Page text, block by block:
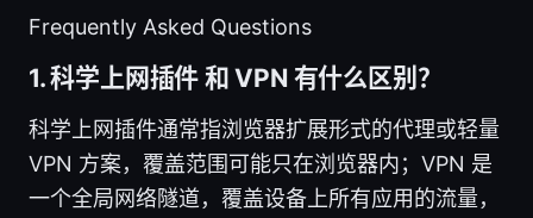
Frequently Asked Questions
1. 科学上网插件 和 VPN 有什么区别？
科学上网插件通常指浏览器扩展形式的代理或轻量
VPN 方案，覆盖范围可能只在浏览器内；VPN 是
一个全局网络隧道，覆盖设备上所有应用的流量，